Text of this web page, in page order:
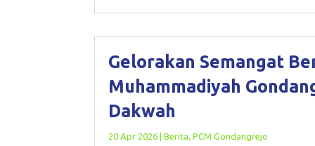
Gelorakan Semangat
Muhammadiyah
Dakwah
20 Apr 2026 |Berita,PCM Gondangrejo